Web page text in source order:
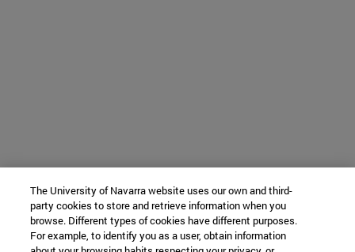
The University of Navarra website uses our own and third-
party cookies to store and retrieve information when you
browse. Different types of cookies have different purposes.
For example, to identify you as a user, obtain information